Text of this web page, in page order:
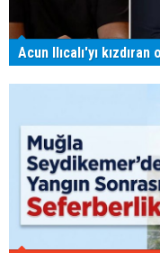
Acun Ilıcalı'yı